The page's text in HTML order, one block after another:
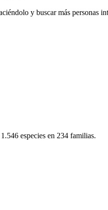
y buscar más personas
especies en 234 familias.